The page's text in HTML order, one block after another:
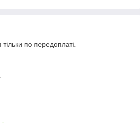
по передоплаті.